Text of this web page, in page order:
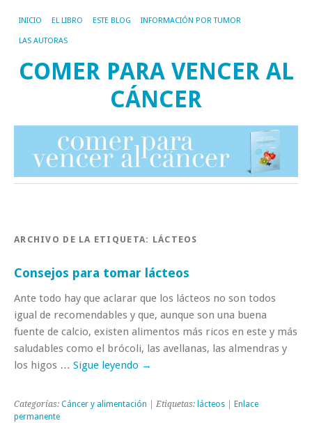
INICIO EL LIBRO ESTE BLOG INFORMACIÓN POR TUMOR
LAS AUTORAS
COMER PARA VENCER AL
CÁNCER
ARCHIVO DE LA ETIQUETA: LÁCTEOS
Consejos para tomar lácteos
Ante todo hay que aclarar que los lácteos no son todos
igual de recomendables y que, aunque son una buena
fuente de calcio, existen alimentos más ricos en este y más
saludables como el brócoli, las avellanas, las almendras y
los higos … Sigue leyendo →
Categorías: Cáncer y alimentación | Etiquetas: lácteos
Enlace
permanente